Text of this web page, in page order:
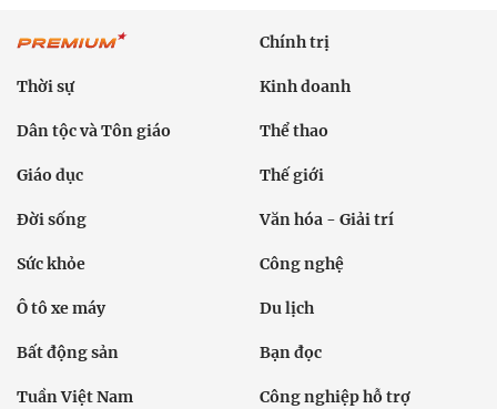
Chính trị
Thời sự Kinh doanh
Dân tộc và Tôn giáo Thể thao
Giáo dục Thế giới
Đời sống Văn hóa - Giải trí
Sức khỏe Công nghệ
Ô tô xe máy Du lịch
Bất động sản Bạn đọc
Tuần Việt Nam Công nghiệp hỗ trợ